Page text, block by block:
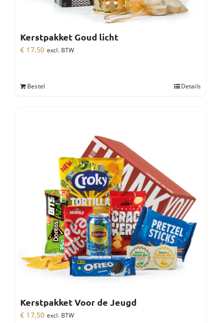
Kerstpakket Goud licht
€ 17,50 excl. BTW
Bestel Details
Kerstpakket Voor de Jeugd
€ 17,50 excl. BTW